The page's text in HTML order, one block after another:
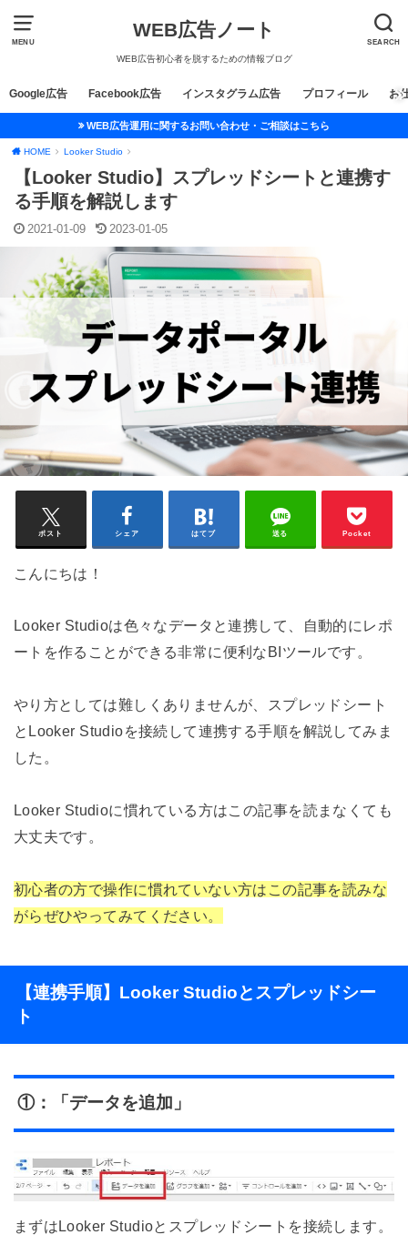
MENU SEARCH
WEB広告ノート
WEB広告初心者を脱するための情報ブログ
Google広告 Facebook広告 インスタグラム広告 プロフィール お
WEB広告運用に関するお問い合わせ・ご相談はこちら
HOME Looker Studio
【Looker Studio】スプレッドシートと連携す
る手順を解説します
2021-01-09 2023-01-05
ポスト シェア はてブ 送る Pocket
こんにちは！
Looker Studioは色々なデータと連携して、自動的にレポ
ートを作ることができる非常に便利なBIツールです。
やり方としては難しくありませんが、スプレッドシート
とLooker Studioを接続して連携する手順を解説してみま
した。
Looker Studioに慣れている方はこの記事を読まなくても
大丈夫です。
初心者の方で操作に慣れていない方はこの記事を読みな
がらぜひやってみてください。
【連携手順】Looker Studioとスプレッドシー
ト
①：「データを追加」
まずはLooker Studioとスプレッドシートを接続します。